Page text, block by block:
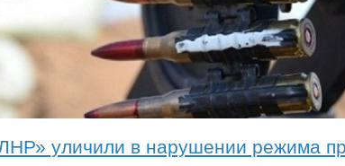
уличили в нарушении режима